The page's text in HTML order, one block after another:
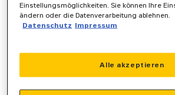
Application error: aclient-side exception
www.zeppelin-powersystems.com
Einstellungsmöglichkeiten. Sie können Ihre
ändern oder die Datenverarbeitung ablehnen.
Datenschutz Impressum
Alle akzeptieren